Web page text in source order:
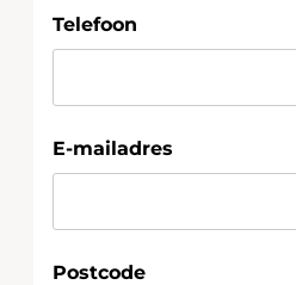
Telefoon
E-mailadres
Postcode